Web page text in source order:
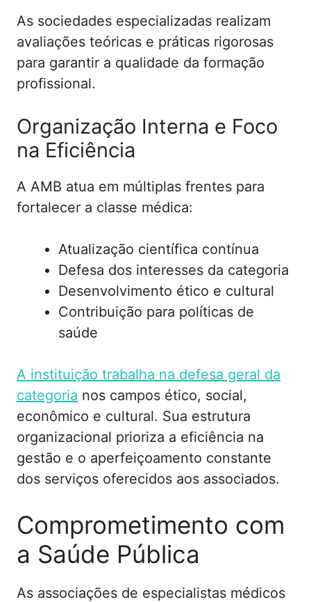
As sociedades especializadas realizam
avaliações teóricas e práticas rigorosas
para garantir a qualidade da formação
profissional.
Organização Interna e Foco
na Eficiência
A AMB atua em múltiplas frentes para
fortalecer a classe médica:
Atualização científica contínua
Defesa dos interesses da categoria
Desenvolvimento ético e cultural
Contribuição para políticas de
saúde
A instituição trabalha na defesa geral da
categoria nos campos ético, social,
econômico e cultural. Sua estrutura
organizacional prioriza a eficiência na
gestão e o aperfeiçoamento constante
dos serviços oferecidos aos associados.
Comprometimento com
a Saúde Pública
As associações de especialistas médicos